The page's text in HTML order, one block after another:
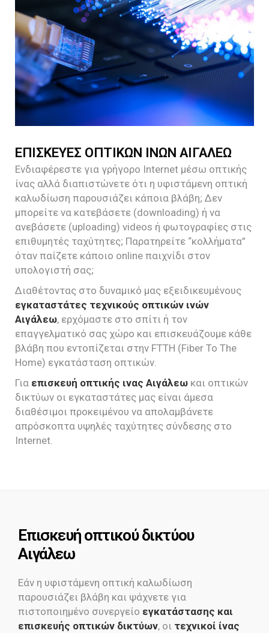
ΕΠΙΣΚΕΥΕΣ ΟΠΤΙΚΩΝ ΙΝΩΝ ΑΙΓΑΛΕΩ
Ενδιαφέρεστε για γρήγορο Internet μέσω οπτικής
ίνας αλλά διαπιστώνετε ότι η υφιστάμενη οπτική
καλωδίωση παρουσιάζει κάποια βλάβη; Δεν
μπορείτε να κατεβάσετε (downloading) ή να
ανεβάσετε (uploading) videos ή φωτογραφίες στις
επιθυμητές ταχύτητες; Παρατηρείτε “κολλήματα”
όταν παίζετε κάποιο online παιχνίδι στον
υπολογιστή σας;
Διαθέτοντας στο δυναμικό μας εξειδικευμένους
εγκαταστάτες τεχνικούς οπτικών ινών
Αιγάλεω, ερχόμαστε στο σπίτι ή τον
επαγγελματικό σας χώρο και επισκευάζουμε κάθε
βλάβη που εντοπίζεται στην FTTH (Fiber To The
Home) εγκατάσταση οπτικών.
Για επισκευή οπτικής ινας Αιγάλεω και οπτικών
δικτύων οι εγκαταστάτες μας είναι άμεσα
διαθέσιμοι προκειμένου να απολαμβάνετε
απρόσκοπτα υψηλές ταχύτητες σύνδεσης στο
Internet.
Επισκευή οπτικού δικτύου
Αιγάλεω
Εάν η υφιστάμενη οπτική καλωδίωση
παρουσιάζει βλάβη και ψάχνετε για
πιστοποιημένο συνεργείο εγκατάστασης και
επισκευής οπτικών δικτύων, οι τεχνικοί ίνας